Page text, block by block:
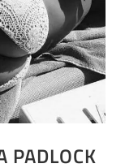
PADLOCK